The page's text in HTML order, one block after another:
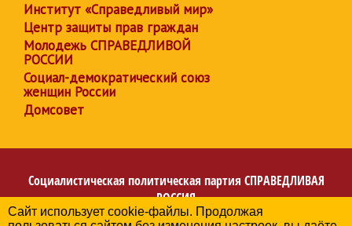
Институт «Справедливый мир»
Центр защиты прав граждан
Молодежь СПРАВЕДЛИВОЙ
РОССИИ
Социал-демократический союз
женщин России
Домсовет
Социалистическая политическая партия СПРАВЕДЛИВАЯ
РОССИЯ
Региональное отделение партии в Ханты-Мансийском
Сайт использует cookie-файлы. Продолжая